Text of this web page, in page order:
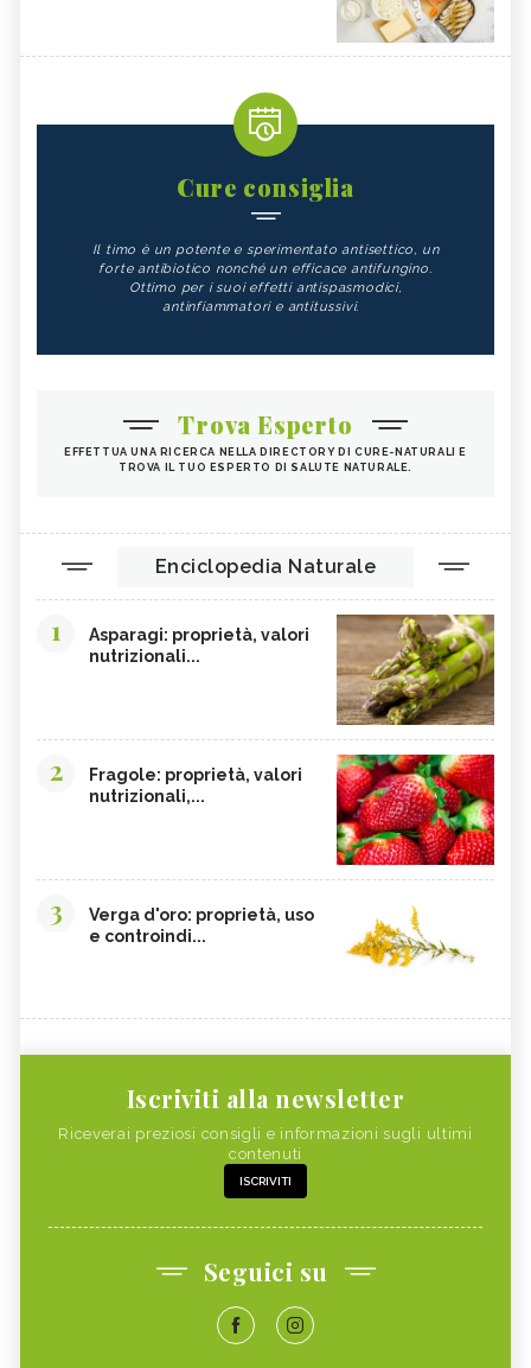
Cure consiglia
Il timo è un potente e sperimentato antisettico, un
forte antibiotico nonché un efficace antifungino.
Ottimo per i suoi effetti antispasmodici,
antinfiammatori e antitussivi.
Trova Esperto
EFFETTUA UNA RICERCA NELLA DIRECTORY DI CURE-NATURALI E
TROVA IL TUO ESPERTO DI SALUTE NATURALE.
Enciclopedia Naturale
1
Asparagi: proprietà, valori
nutrizionali...
2
Fragole: proprietà, valori
nutrizionali,...
3
Verga d'oro: proprietà, uso
e controindi...
Iscriviti alla newsletter
Riceverai preziosi consigli e informazioni sugli ultimi
contenuti
ISCRIVITI
Seguici su